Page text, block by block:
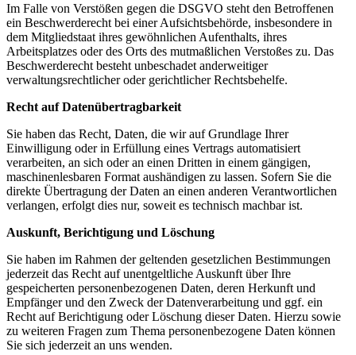
Im Falle von Verstößen gegen die DSGVO steht den Betroffenen
ein Beschwerderecht bei einer Aufsichtsbehörde, insbesondere in
dem Mitgliedstaat ihres gewöhnlichen Aufenthalts, ihres
Arbeitsplatzes oder des Orts des mutmaßlichen Verstoßes zu. Das
Beschwerderecht besteht unbeschadet anderweitiger
verwaltungsrechtlicher oder gerichtlicher Rechtsbehelfe.
Recht auf Datenübertragbarkeit
Sie haben das Recht, Daten, die wir auf Grundlage Ihrer
Einwilligung oder in Erfüllung eines Vertrags automatisiert
verarbeiten, an sich oder an einen Dritten in einem gängigen,
maschinenlesbaren Format aushändigen zu lassen. Sofern Sie die
direkte Übertragung der Daten an einen anderen Verantwortlichen
verlangen, erfolgt dies nur, soweit es technisch machbar ist.
Auskunft, Berichtigung und Löschung
Sie haben im Rahmen der geltenden gesetzlichen Bestimmungen
jederzeit das Recht auf unentgeltliche Auskunft über Ihre
gespeicherten personenbezogenen Daten, deren Herkunft und
Empfänger und den Zweck der Datenverarbeitung und ggf. ein
Recht auf Berichtigung oder Löschung dieser Daten. Hierzu sowie
zu weiteren Fragen zum Thema personenbezogene Daten können
Sie sich jederzeit an uns wenden.